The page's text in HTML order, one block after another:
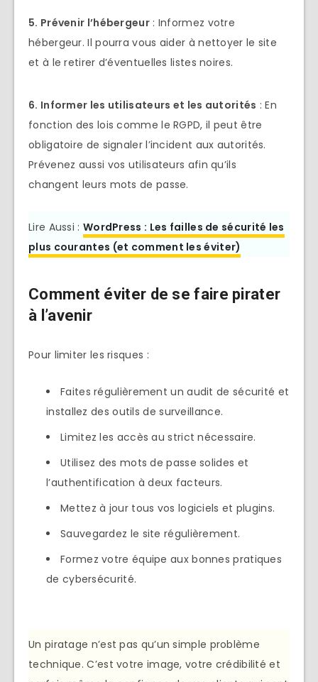
5. Prévenir l’hébergeur: Informez votre
hébergeur. Il pourra vous aider à nettoyer le site
et à le retirer d’éventuelles listes noires.
6. Informer les utilisateurs et les autorités : En
fonction des lois comme le RGPD, il peut être
obligatoire de signaler l’incident aux autorités.
Prévenez aussi vos utilisateurs afin qu’ils
changent leurs mots de passe.
Lire Aussi : WordPress : Les failles de sécurité les
plus courantes (et comment les éviter)
Comment éviter de se faire pirater
à l’avenir
Pour limiter les risques :
Faites régulièrement un audit de sécurité et
installez des outils de surveillance.
Limitez les accès au strict nécessaire.
Utilisez des mots de passe solides et
l’authentification à deux facteurs.
Mettez à jour tous vos logiciels et plugins.
Sauvegardez le site régulièrement.
Formez votre équipe aux bonnes pratiques
de cybersécurité.
Un piratage n’est pas qu’un simple problème
technique. C’est votre image, votre crédibilité et